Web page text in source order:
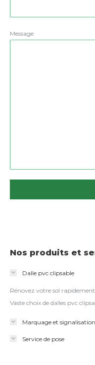
Message
Nos produits et
Dalle pvc clipsable
Rénovez votre sol
Vaste choix de dalles pvc
Marquage et
Service de pose